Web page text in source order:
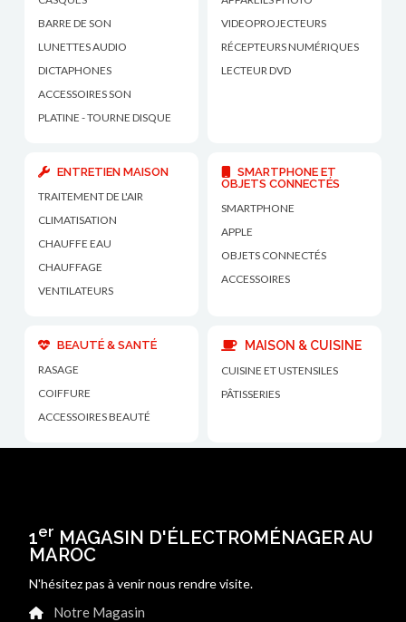
BARRE DE SON
LUNETTES AUDIO
DICTAPHONES
ACCESSOIRES SON
PLATINE - TOURNE DISQUE
VIDEOPROJECTEURS
RÉCEPTEURS NUMÉRIQUES
LECTEUR DVD
ENTRETIEN MAISON
TRAITEMENT DE L'AIR
CLIMATISATION
CHAUFFE EAU
CHAUFFAGE
VENTILATEURS
SMARTPHONE ET
OBJETS CONNECTÉS
SMARTPHONE
APPLE
OBJETS CONNECTÉS
ACCESSOIRES
BEAUTÉ & SANTÉ
RASAGE
COIFFURE
ACCESSOIRES BEAUTÉ
MAISON & CUISINE
CUISINE ET USTENSILES
PÂTISSERIES
1er MAGASIN D'ÉLECTROMÉNAGER AU
MAROC
N'hésitez pas à venir nous rendre visite.
Notre Magasin